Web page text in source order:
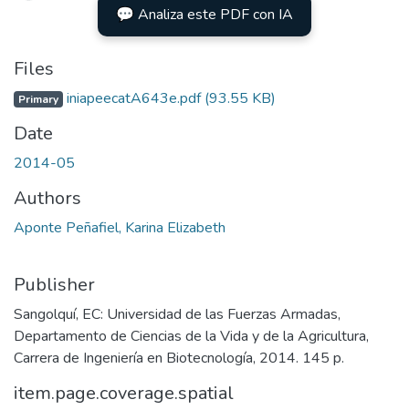
💬 Analiza este PDF con IA
Files
Primary iniapeecatA643e.pdf(93.55 KB)
Date
2014-05
Authors
Aponte Peñafiel, Karina Elizabeth
Publisher
Sangolquí, EC: Universidad de las Fuerzas Armadas,
Departamento de Ciencias de la Vida y de la Agricultura,
Carrera de Ingeniería en Biotecnología, 2014. 145 p.
item.page.coverage.spatial